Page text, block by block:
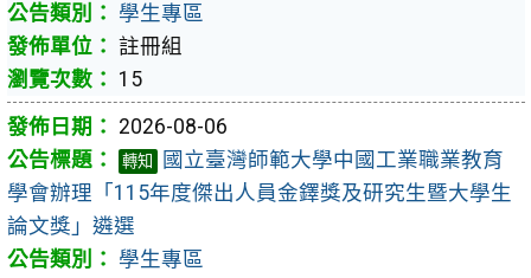
學生專區
註冊組
15
2026-08-06
轉知
國立臺灣師範大學中國工業職業教育
學會辦理「115年度傑出人員金鐸獎及研究生暨大學生
論文獎」遴選
學生專區